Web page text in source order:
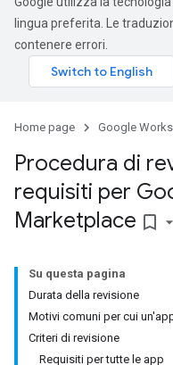
lingua preferita. Le
contenere errori.
Home page Google
Procedura di
requisiti per
Marketplace bookmark_border
Su questa pagina
Durata della revisione
Motivi comuni per cui
Criteri di revisione
Requisiti per tutte le app